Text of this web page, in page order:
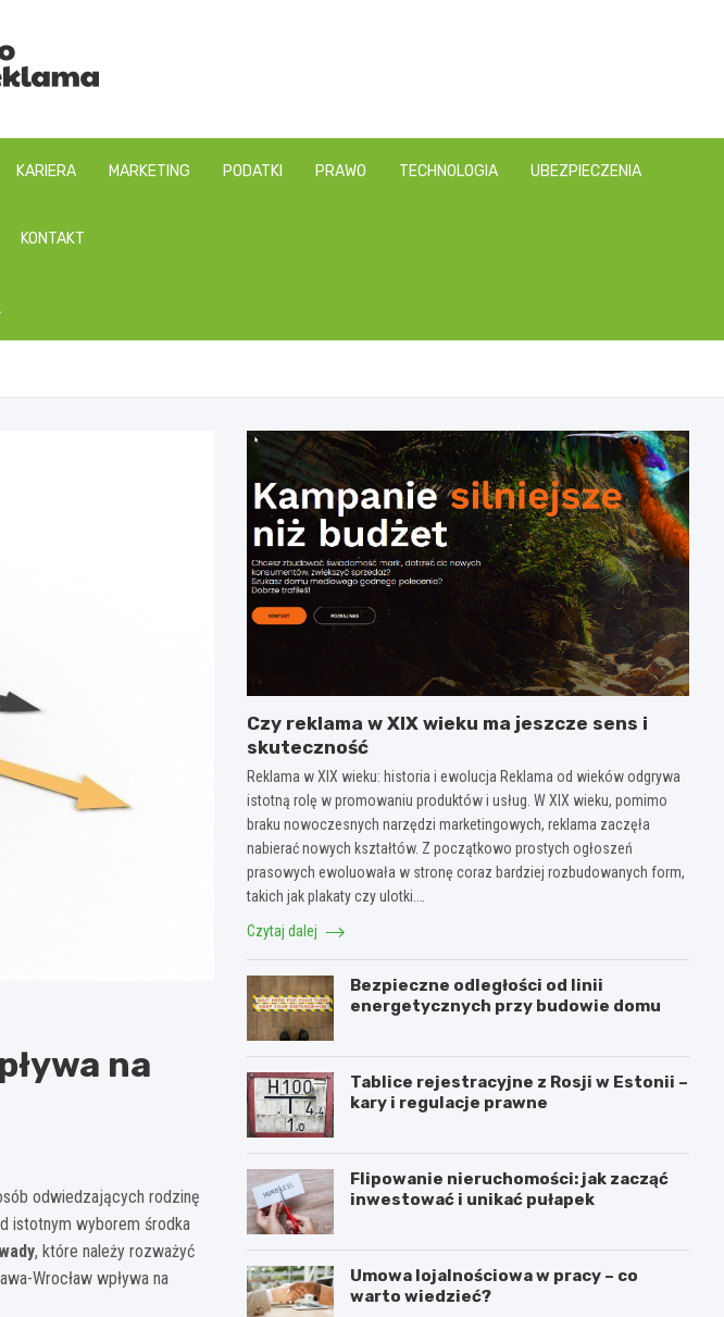
KARIERA MARKETING PODATKI PRAWO TECHNOLOGIA UBEZPIECZENIA
KONTAKT
na
odwiedzających rodzinę
istotnym wyborem środka
, które należy rozważyć
Wrocław wpływa na
Czy reklama w XIX wieku ma jeszcze sens i
skuteczność
Reklama w XIX wieku: historia i ewolucja Reklama od wieków odgrywa
istotną rolę w promowaniu produktów i usług. W XIX wieku, pomimo
braku nowoczesnych narzędzi marketingowych, reklama zaczęła
nabierać nowych kształtów. Z początkowo prostych ogłoszeń
prasowych ewoluowała w stronę coraz bardziej rozbudowanych form,
takich jak plakaty czy ulotki.…
Czytaj dalej
Bezpieczne odległości od linii
energetycznych przy budowie domu
Tablice rejestracyjne z Rosji w Estonii –
kary i regulacje prawne
Flipowanie nieruchomości: jak zacząć
inwestować i unikać pułapek
Umowa lojalnościowa w pracy – co
warto wiedzieć?